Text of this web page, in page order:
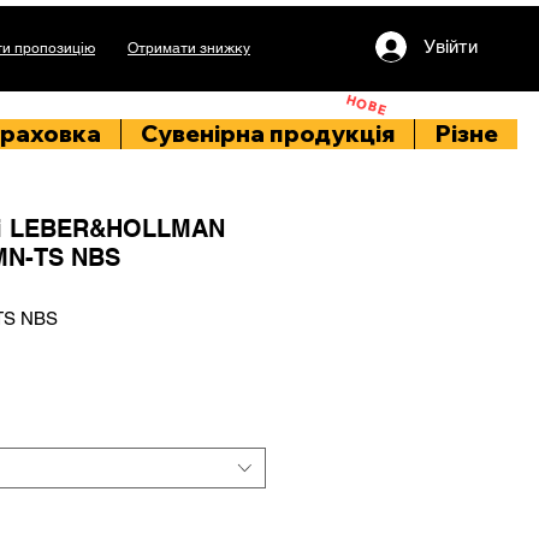
пропозицію Отримати знижку Увійти
НОВЕ
Сувенірна продукція Різне
TS NBS
NBS